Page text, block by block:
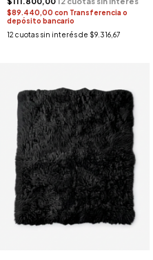
$89.440,00 con Transferencia o
depósito bancario
12 cuotas sin interés de $9.316,67